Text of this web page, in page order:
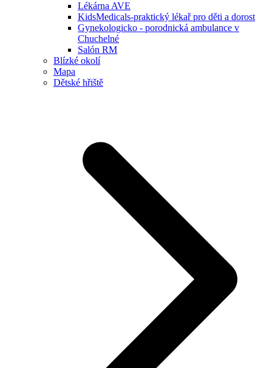
Lékárna AVE
KidsMedicals-praktický lékař pro děti a dorost
Gynekologicko - porodnická ambulance v
Chuchelné
Salón RM
Blízké okolí
Mapa
Dětské hřiště